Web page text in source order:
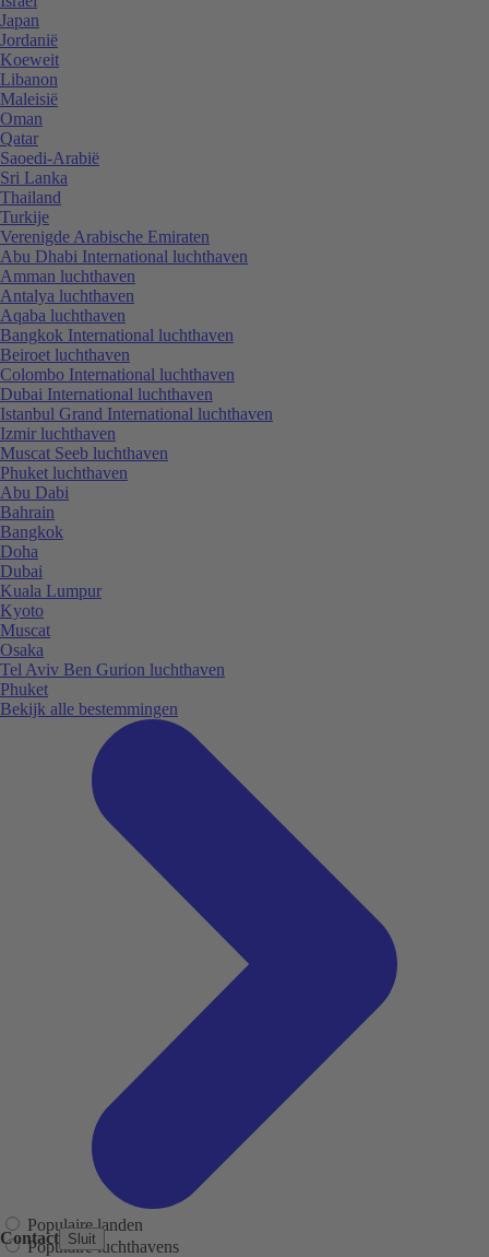
Contact Sluit
Japan
Jordanië
Koeweit
Libanon
Maleisië
Oman
Qatar
Saoedi-Arabië
Sri Lanka
Thailand
Turkije
Verenigde Arabische Emiraten
Abu Dhabi International luchthaven
Amman luchthaven
Antalya luchthaven
Aqaba luchthaven
Bangkok International luchthaven
Beiroet luchthaven
Colombo International luchthaven
Dubai International luchthaven
Istanbul Grand International luchthaven
Izmir luchthaven
Muscat Seeb luchthaven
Phuket luchthaven
Abu Dabi
Bahrain
Bangkok
Doha
Dubai
Kuala Lumpur
Kyoto
Muscat
Osaka
Tel Aviv Ben Gurion luchthaven
Phuket
Bekijk alle bestemmingen
Populaire landen
Populaire luchthavens